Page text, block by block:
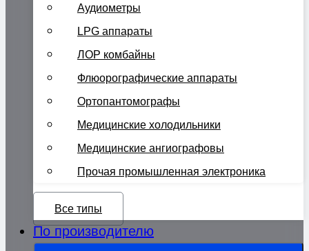
Аудиометры
LPG аппараты
ЛОР комбайны
Флюорографические аппараты
Ортопантомографы
Медицинские холодильники
Медицинские ангиографовы
Прочая промышленная электроника
Все типы
По производителю